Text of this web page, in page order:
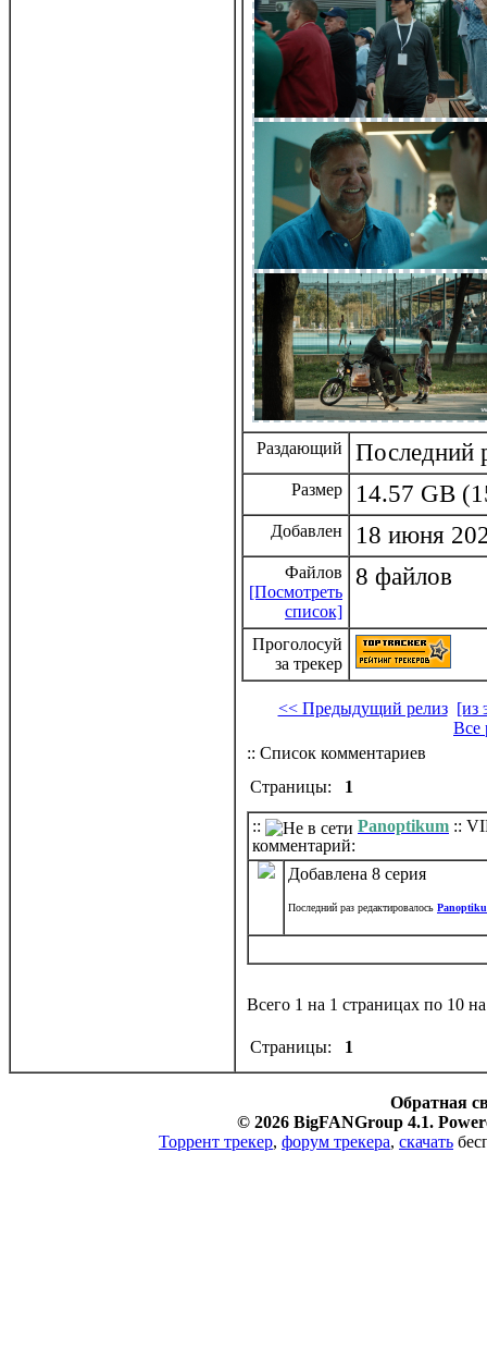
Раздающий Последний
Размер 14.57 GB
Добавлен 18 июня
Файлов
[Посмотреть
список]
8 файлов
Проголосуй
за трекер
<< Предыдущий релиз [из
Все
:: Список комментариев
Страницы:
1
:: Panoptikum ::
комментарий:
Добавлена 8 серия
Последний раз редактировалось
Всего 1 на 1 страницах по 10
Страницы: 1
Обратная
© 2026 BigFANGroup 4.1.
Торрент трекер, форум трекера, скачать